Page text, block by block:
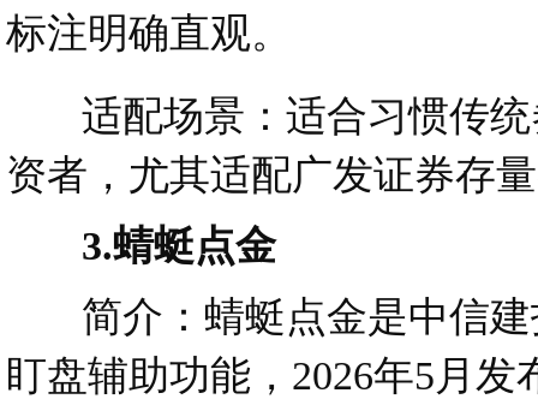
标注明确直观。
适配场景：适合习惯传统
资者，尤其适配广发证券存
3.蜻蜓点金
简介：蜻蜓点金是中信建
盯盘辅助功能，2026年5月